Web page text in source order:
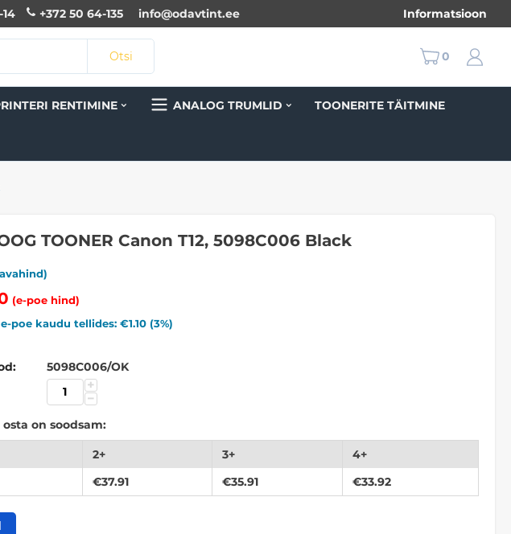
14 +372 50 64-135 info@odavtint.ee Informatsioon
Otsi 0
RENTIMINE ANALOG TRUMLID TOONERITE TÄITMINE
TOONER Canon T12, 5098C006 Black
(e-poe hind)
poe kaudu tellides: €1.10(3%)
5098C006/OK
+
−
on soodsam:
2+ 3+
4+
€37.91 €35.91 €33.92